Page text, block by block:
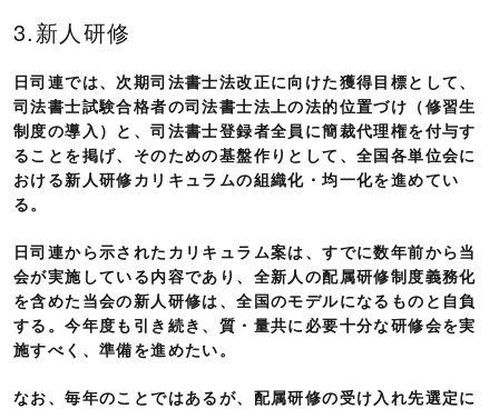
3.新人研修
日司連では、次期司法書士法改正に向けた獲得目標として、
司法書士試験合格者の司法書士法上の法的位置づけ（修習生
制度の導入）と、司法書士登録者全員に簡裁代理権を付与す
ることを掲げ、そのための基盤作りとして、全国各単位会に
おける新人研修カリキュラムの組織化・均一化を進めてい
る。
日司連から示されたカリキュラム案は、すでに数年前から当
会が実施している内容であり、全新人の配属研修制度義務化
を含めた当会の新人研修は、全国のモデルになるものと自負
する。今年度も引き続き、質・量共に必要十分な研修会を実
施すべく、準備を進めたい。
なお、毎年のことではあるが、配属研修の受け入れ先選定に